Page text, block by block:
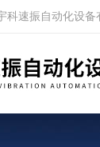
科速振自动化设备